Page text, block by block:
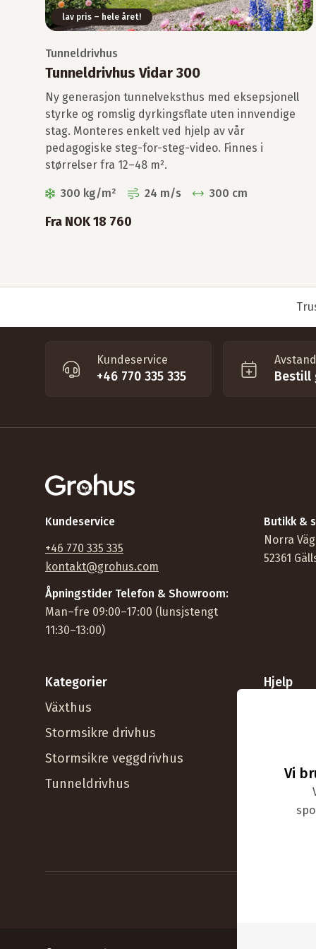
2× Endestykker 13 mm (1/2”)
1× Rensenål
lav pris – hele året!
Tunneldrivhus
Tunneldrivhus Vidar 300
Ny generasjon tunnelveksthus med eksepsjonell
styrke og romslig dyrkingsflate uten innvendige
stag. Monteres enkelt ved hjelp av vår
pedagogiske steg-for-steg-video. Finnes i
størrelser fra 12–48 m².
300 kg/m² 24 m/s 300 cm
Fra NOK 18 760
Kundeservice
+46 770 335 335 Bestill
Kundeservice
+46 770 335 335
kontakt@grohus.com
Åpningstider Telefon & Showroom:
Man–fre 09:00–17:00 (lunsjstengt
11:30–13:00)
Butikk &
Norra
52361
Kategorier
Växthus
Stormsikre drivhus
Stormsikre veggdrivhus
Tunneldrivhus
Hjelp
Tips &
Bestill
Vi